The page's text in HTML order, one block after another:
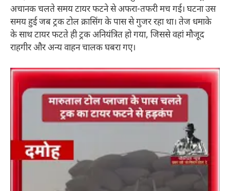
अचानक चलते समय टायर फटने से अफरा-तफरी मच गई। घटना उस
समय हुई जब ट्रक टोल क्रासिंग के पास से गुजर रहा था। तेज धमाके
के साथ टायर फटते ही ट्रक अनियंत्रित हो गया, जिससे वहां मौजूद
राहगीर और अन्य वाहन चालक घबरा गए।